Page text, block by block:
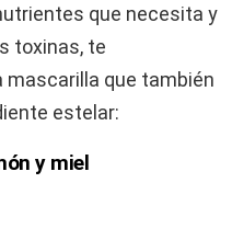
que necesita y
toxinas, te
que también
estelar:
y miel